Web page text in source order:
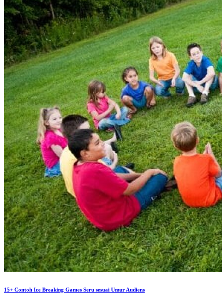
15+ Contoh Ice Breaking Games Seru sesuai Umur Audiens